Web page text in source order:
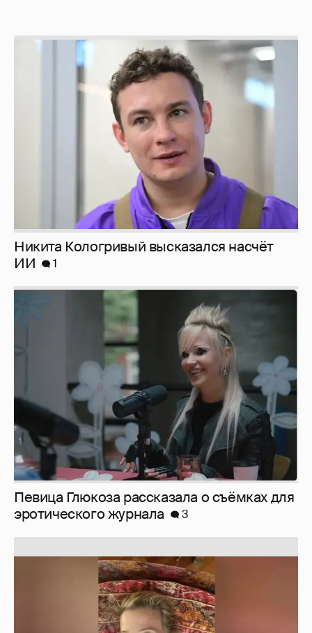
Никита Кологривый высказался насчёт
ИИ
1
Певица Глюкоза рассказала о съёмках для
эротического журнала
3